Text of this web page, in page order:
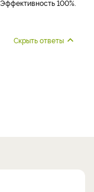
100%.
Скрыть ответы